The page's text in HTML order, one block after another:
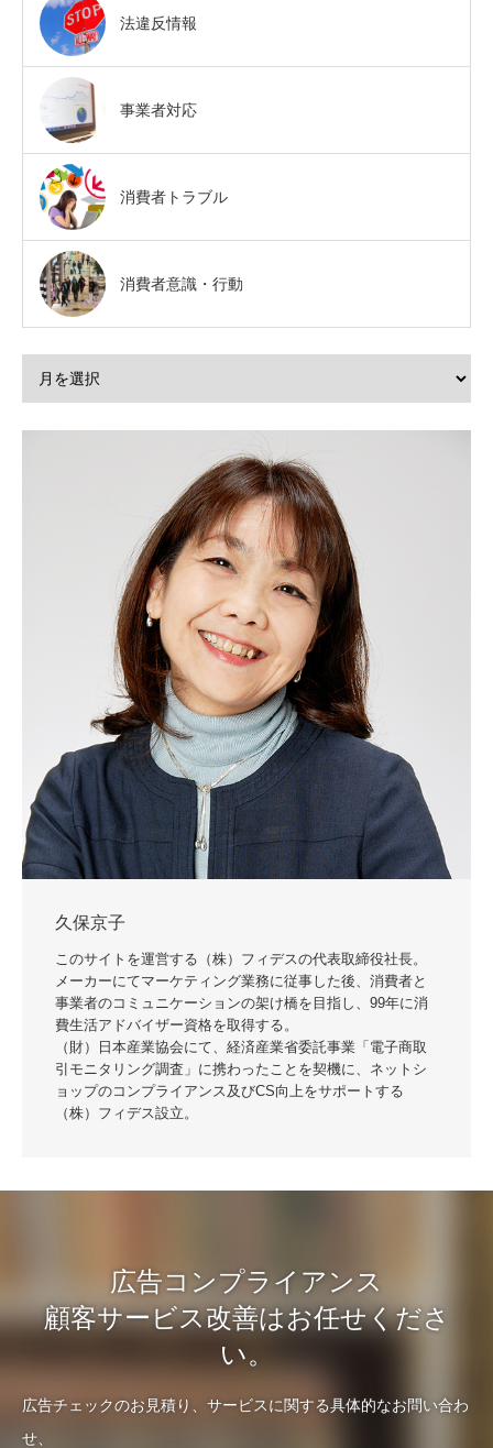
法違反情報
事業者対応
消費者トラブル
消費者意識・行動
久保京子
このサイトを運営する（株）フィデスの代表取締役社長。
メーカーにてマーケティング業務に従事した後、消費者と
事業者のコミュニケーションの架け橋を目指し、99年に消
費生活アドバイザー資格を取得する。
（財）日本産業協会にて、経済産業省委託事業「電子商取
引モニタリング調査」に携わったことを契機に、ネットシ
ョップのコンプライアンス及びCS向上をサポートする
（株）フィデス設立。
広告コンプライアンス
顧客サービス改善はお任せくださ
い。
広告チェックのお見積り、サービスに関する具体的なお問い合わ
せ、